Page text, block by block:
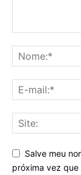
Salve meu
próxima vez que